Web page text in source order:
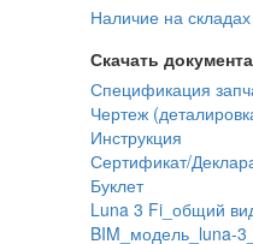
Наличие на
Скачать
Спецификация
Чертеж
Инструкция
Сертификат/
Буклет
Luna 3 Fi_общий
BIM_модель_luna-